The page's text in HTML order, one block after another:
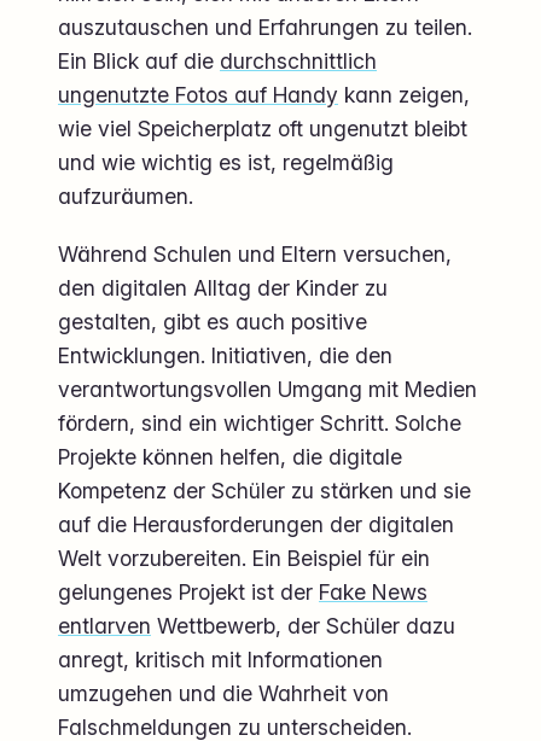
auszutauschen und Erfahrungen zu teilen.
Ein Blick auf die durchschnittlich
ungenutzte Fotos auf Handy kann zeigen,
wie viel Speicherplatz oft ungenutzt bleibt
und wie wichtig es ist, regelmäßig
aufzuräumen.
Während Schulen und Eltern versuchen,
den digitalen Alltag der Kinder zu
gestalten, gibt es auch positive
Entwicklungen. Initiativen, die den
verantwortungsvollen Umgang mit Medien
fördern, sind ein wichtiger Schritt. Solche
Projekte können helfen, die digitale
Kompetenz der Schüler zu stärken und sie
auf die Herausforderungen der digitalen
Welt vorzubereiten. Ein Beispiel für ein
gelungenes Projekt ist der Fake News
entlarven Wettbewerb, der Schüler dazu
anregt, kritisch mit Informationen
umzugehen und die Wahrheit von
Falschmeldungen zu unterscheiden.